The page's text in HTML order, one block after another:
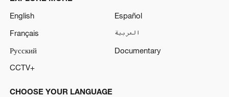
English
Español
Français
العربية
Русский
Documentary
CCTV+
CHOOSE YOUR LANGUAGE